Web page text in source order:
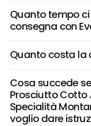
Quanto tempo
consegna con
Quanto costa la
Cosa succede
Prosciutto Cotto
Specialità
voglio dare